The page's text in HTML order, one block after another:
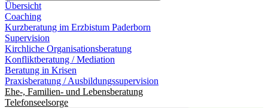
Übersicht
Coaching
Kurzberatung im Erzbistum Paderborn
Supervision
Kirchliche Organisationsberatung
Konfliktberatung / Mediation
Beratung in Krisen
Praxisberatung / Ausbildungssupervision
Ehe-, Familien- und Lebensberatung
Telefonseelsorge